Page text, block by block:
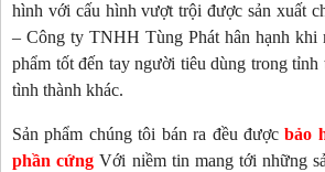
hình với cấu hình vượt trội được sản xuất
– Công ty TNHH Tùng Phát hân hạnh khi
phẩm tốt đến tay người tiêu dùng trong
tình thành khác.
Sản phẩm chúng tôi bán ra đều đượcbảo
phần cứng Với niềm tin mang tới những